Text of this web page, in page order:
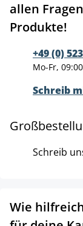
allen
Produkte!
+49 (0)
Mo-Fr,
Schreib
Schreib
Wie